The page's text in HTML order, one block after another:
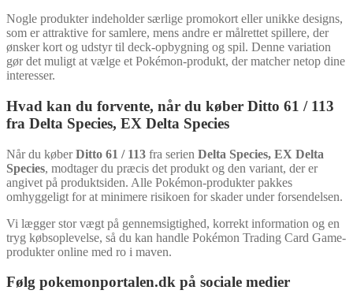
Nogle produkter indeholder særlige promokort eller unikke designs,
som er attraktive for samlere, mens andre er målrettet spillere, der
ønsker kort og udstyr til deck-opbygning og spil. Denne variation
gør det muligt at vælge et Pokémon-produkt, der matcher netop dine
interesser.
Hvad kan du forvente, når du køber Ditto 61 / 113
fra Delta Species, EX Delta Species
Når du køberDitto 61 / 113 fra serien Delta Species, EX Delta
Species, modtager du præcis det produkt og den variant, der er
angivet på produktsiden. Alle Pokémon-produkter pakkes
omhyggeligt for at minimere risikoen for skader under forsendelsen.
Vi lægger stor vægt på gennemsigtighed, korrekt information og en
tryg købsoplevelse, så du kan handle Pokémon Trading Card Game-
produkter online med ro i maven.
Følg pokemonportalen.dk på sociale medier